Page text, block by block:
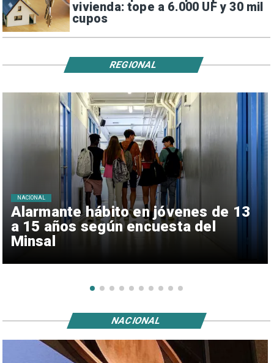
vivienda: tope a 6.000 UF y 30 mil
cupos
Alarmante hábito en jóvenes de 13
a 15 años según encuesta del
Minsal
NACIONAL
REGIONAL
NACIONAL